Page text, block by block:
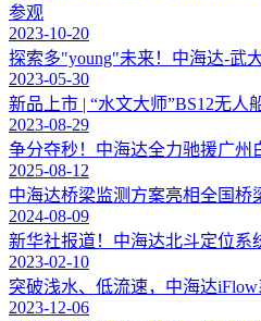
参观
2023-10-20
探索多"young"未来！中海达-武
2023-05-30
新品上市 | “水文大师”BS12无人
2023-08-29
争分夺秒！中海达全力驰援广州
2025-08-12
中海达桥梁监测方案亮相全国桥
2024-08-09
新华社报道！中海达北斗定位系
2023-02-10
突破浅水、低流速，中海达iFlow
2023-12-06